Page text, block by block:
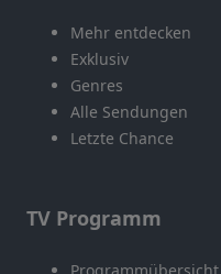
Mehr entdecken
Exklusiv
Genres
Alle Sendungen
Letzte Chance
TV Programm